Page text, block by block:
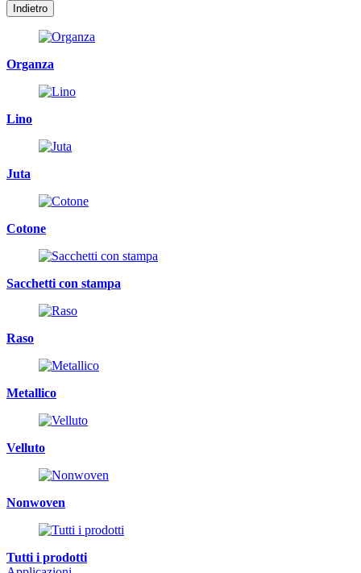
Indietro
Organza
Lino
Juta
Cotone
Sacchetti con stampa
Raso
Metallico
Velluto
Nonwoven
Tutti i prodotti